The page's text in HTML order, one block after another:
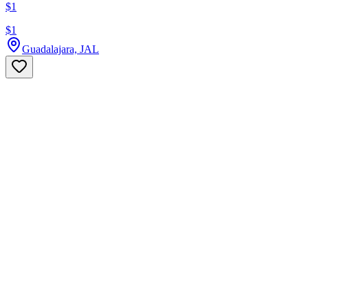
$1
$1
Guadalajara, JAL